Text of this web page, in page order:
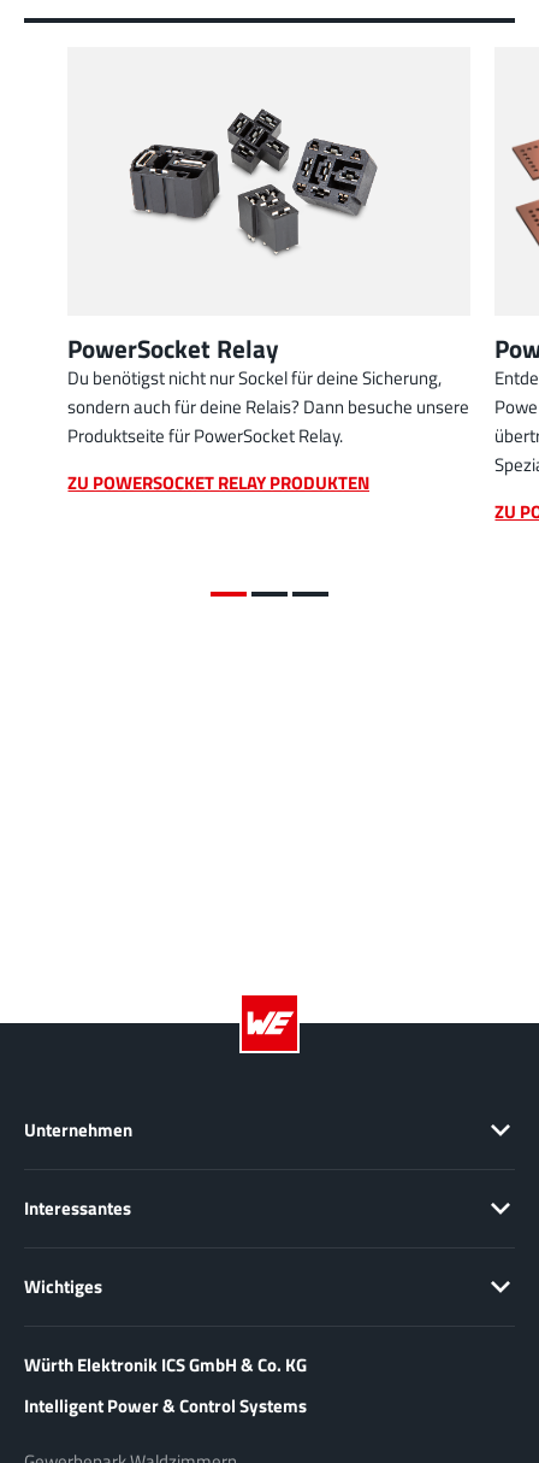
PowerSocket Relay
Du benötigst nicht nur Sockel für deine Sicherung,
sondern auch für deine Relais? Dann besuche unsere
Produktseite für PowerSocket Relay.
ZU POWERSOCKET RELAY PRODUKTEN
ZU
Unternehmen
Interessantes
Wichtiges
Würth Elektronik ICS GmbH & Co. KG
Intelligent Power & Control Systems